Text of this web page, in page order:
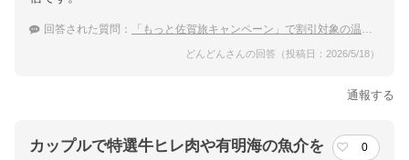
回答された質問： 「もっと佐賀旅キャンペーン」で割引対象の温泉宿でおすすめを教えて
どんどんさんの回答（投稿日：2026/5/18）
通報する
カップルで特選牛ヒレ肉や有明海の魚介を
0